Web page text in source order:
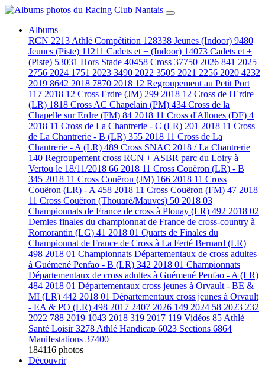
Albums
RCN 2213 Athlé Compétition 128338 Jeunes (Indoor) 9480
Jeunes (Piste) 11211 Cadets et + (Indoor) 14073 Cadets et +
(Piste) 53031 Hors Stade 40458 Cross 37750 2026 841 2025
2756 2024 1751 2023 3490 2022 3505 2021 2256 2020 4232
2019 8642 2018 7870 2018 12 Regroupement au Petit Port
117 2018 12 Cross Erdre (JM) 299 2018 12 Cross de l'Erdre
(LR) 1818 Cross AC Chapelain (PM) 434 Cross de la
Chapelle sur Erdre (FM) 84 2018 11 Cross d'Allones (DF) 4
2018 11 Cross de La Chantrerie - C (LR) 201 2018 11 Cross
de La Chantrerie - B (LR) 355 2018 11 Cross de La
Chantrerie - A (LR) 489 Cross SNAC 2018 / La Chantrerie
140 Regroupement cross RCN + ASBR parc du Loiry à
Vertou le 18/11/2018 66 2018 11 Cross Couëron (LR) - B
345 2018 11 Cross Couëron (JM) 166 2018 11 Cross
Couëron (LR) - A 458 2018 11 Cross Couëron (FM) 47 2018
11 Cross Couëron (Thouaré/Mauves) 50 2018 03
Championnats de France de cross à Plouay (LR) 492 2018 02
Demies finales du championnat de France de cross-country à
Romorantin (LG) 41 2018 01 Quarts de Finales du
Championnat de France de Cross à La Ferté Bernard (LR)
498 2018 01 Championnats Départementaux de cross adultes
à Guémené Penfao - B (LR) 342 2018 01 Championnats
Départementaux de cross adultes à Guémené Penfao - A (LR)
484 2018 01 Départementaux cross jeunes à Orvault - BE &
MI (LR) 442 2018 01 Départementaux cross jeunes à Orvault
- EA & PO (LR) 498 2017 2407 2026 149 2024 58 2023 232
2022 788 2019 1043 2018 319 2017 119 Vidéos 85 Athlé
Santé Loisir3278 Athlé Handicap 6023 Sections 6864
Manifestations 37400
184116 photos
Découvrir